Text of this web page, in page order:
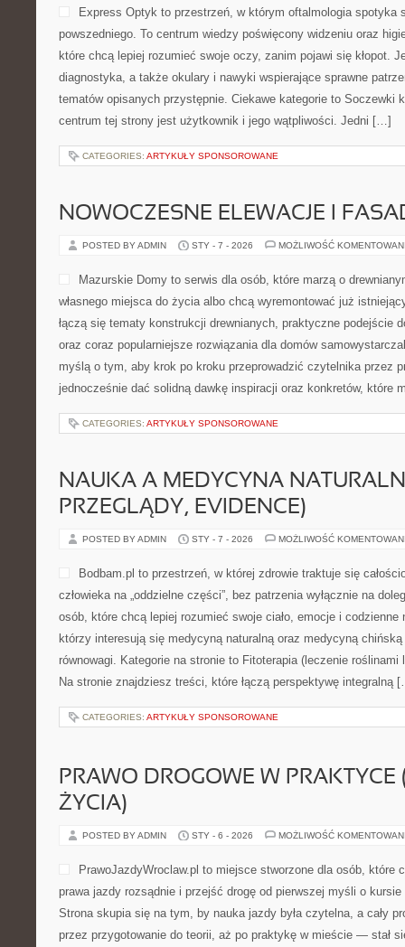
Express Optyk to przestrzeń, w którym oftalmologia spotyka
powszedniego. To centrum wiedzy poświęcony widzeniu oraz
które chcą lepiej rozumieć swoje oczy, zanim pojawi się kłopot.
diagnostyka, a także okulary i nawyki wspierające sprawne
tematów opisanych przystępnie. Ciekawe kategorie to Soczewki
centrum tej strony jest użytkownik i jego wątpliwości. Jedni […]
CATEGORIES: ARTYKUŁY SPONSOROWANE
NOWOCZESNE ELEWACJE I
POSTED BY ADMIN STY - 7 - 2026 MOŻLIWOŚĆ
Mazurskie Domy to serwis dla osób, które marzą o
własnego miejsca do życia albo chcą wyremontować już
łączą się tematy konstrukcji drewnianych, praktyczne podejście
oraz coraz popularniejsze rozwiązania dla domów
myślą o tym, aby krok po kroku przeprowadzić czytelnika przez
jednocześnie dać solidną dawkę inspiracji oraz konkretów, które
CATEGORIES: ARTYKUŁY SPONSOROWANE
NAUKA A MEDYCYNA
PRZEGLĄDY, EVIDENCE)
POSTED BY ADMIN STY - 7 - 2026 MOŻLIWOŚĆ
Bodbam.pl to przestrzeń, w której zdrowie traktuje się
człowieka na „oddzielne części”, bez patrzenia wyłącznie na
osób, które chcą lepiej rozumieć swoje ciało, emocje i
którzy interesują się medycyną naturalną oraz medycyną
równowagi. Kategorie na stronie to Fitoterapia (leczenie
Na stronie znajdziesz treści, które łączą perspektywę integralną
CATEGORIES: ARTYKUŁY SPONSOROWANE
PRAWO DROGOWE W
ŻYCIA)
POSTED BY ADMIN STY - 6 - 2026 MOŻLIWOŚĆ
PrawoJazdyWroclaw.pl to miejsce stworzone dla osób, które
prawa jazdy rozsądnie i przejść drogę od pierwszej myśli o
Strona skupia się na tym, by nauka jazdy była czytelna, a cały
przez przygotowanie do teorii, aż po praktykę w mieście — stał